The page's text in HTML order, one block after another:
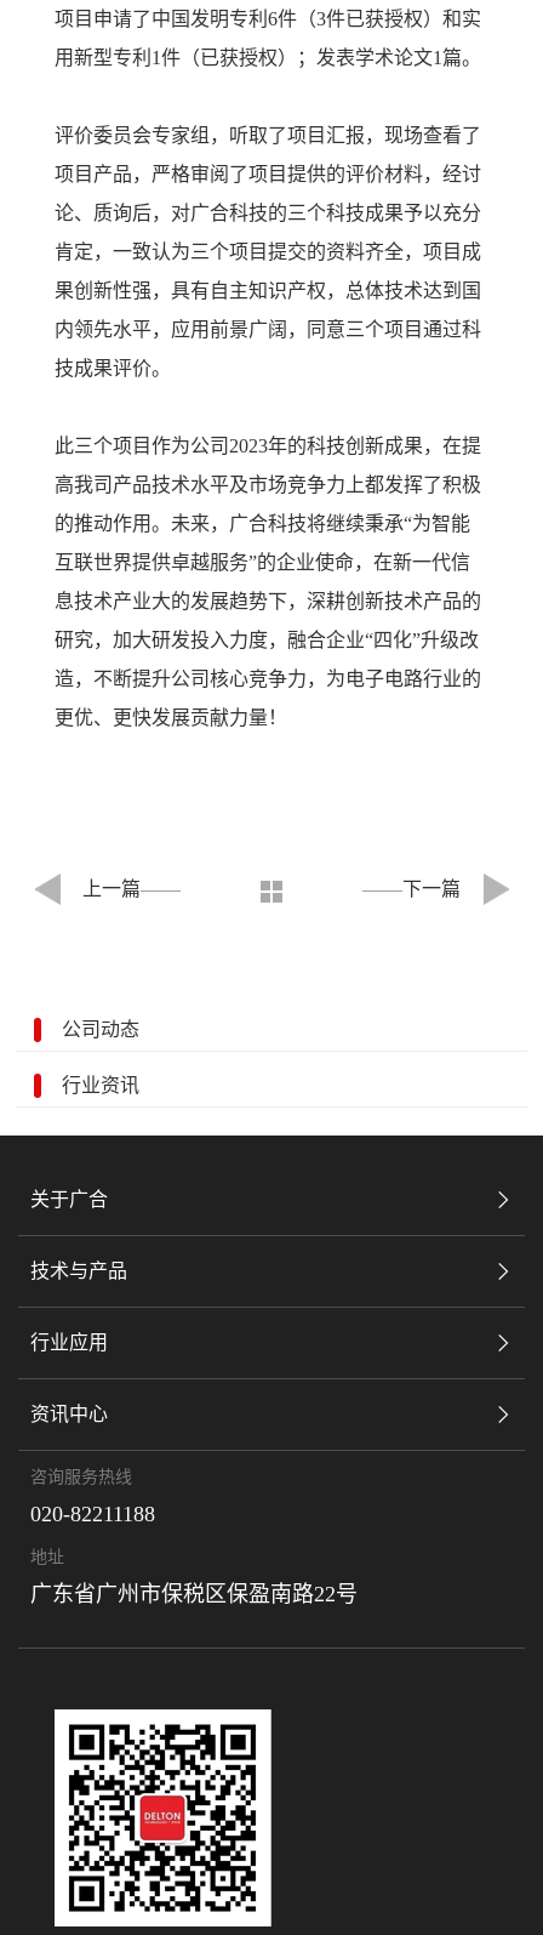
项目申请了中国发明专利6件（3件已获授权）和实
用新型专利1件（已获授权）；发表学术论文1篇。
评价委员会专家组，听取了项目汇报，现场查看了
项目产品，严格审阅了项目提供的评价材料，经讨
论、质询后，对广合科技的三个科技成果予以充分
肯定，一致认为三个项目提交的资料齐全，项目成
果创新性强，具有自主知识产权，总体技术达到国
内领先水平，应用前景广阔，同意三个项目通过科
技成果评价。
此三个项目作为公司2023年的科技创新成果，在提
高我司产品技术水平及市场竞争力上都发挥了积极
的推动作用。未来，广合科技将继续秉承“为智能
互联世界提供卓越服务”的企业使命，在新一代信
息技术产业大的发展趋势下，深耕创新技术产品的
研究，加大研发投入力度，融合企业“四化”升级改
造，不断提升公司核心竞争力，为电子电路行业的
更优、更快发展贡献力量！
上一篇 下一篇
公司动态
行业资讯
关于广合
技术与产品
行业应用
资讯中心
咨询服务热线
020-82211188
地址
广东省广州市保税区保盈南路22号